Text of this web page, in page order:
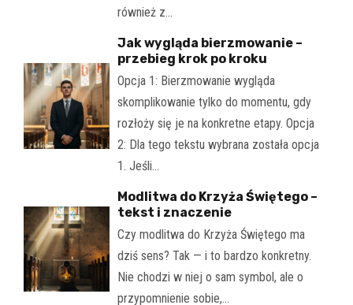
również z…
Jak wygląda bierzmowanie –
przebieg krok po kroku
Opcja 1: Bierzmowanie wygląda
skomplikowanie tylko do momentu, gdy
rozłoży się je na konkretne etapy. Opcja
2: Dla tego tekstu wybrana została opcja
1. Jeśli…
Modlitwa do Krzyża Świętego –
tekst i znaczenie
Czy modlitwa do Krzyża Świętego ma
dziś sens? Tak — i to bardzo konkretny.
Nie chodzi w niej o sam symbol, ale o
przypomnienie sobie,…